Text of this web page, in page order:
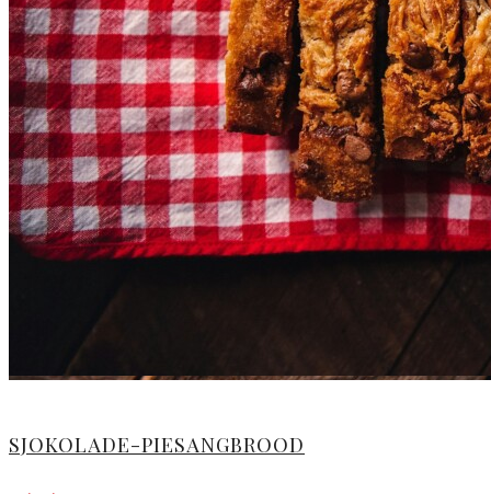
SJOKOLADE-PIESANGBROOD